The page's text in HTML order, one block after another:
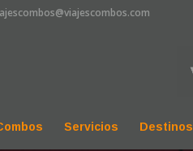
Servicios Destinos